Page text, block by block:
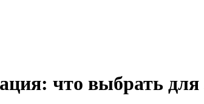
что выбрать для